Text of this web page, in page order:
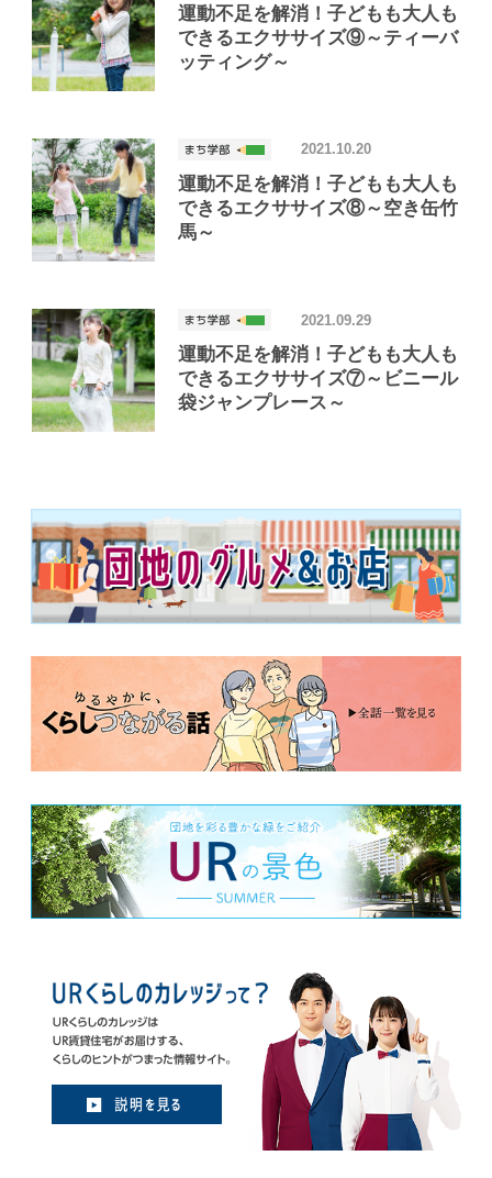
運動不足を解消！子どもも大人も
できるエクササイズ⑨～ティーバ
ッティング～
運動不足を解消！子どもも大人も
できるエクササイズ⑧～空き缶竹
馬～
2021.10.20
運動不足を解消！子どもも大人も
できるエクササイズ⑦～ビニール
袋ジャンプレース～
2021.09.29